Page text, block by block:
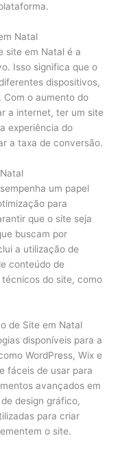
Natal
site em Natal é a
Isso significa que o
dispositivos,
o aumento do
a internet, ter um site
experiência do
a taxa de conversão.
um papel
para
que o site seja
buscam por
a utilização de
conteúdo de
do site, como
de Site em Natal
disponíveis para a
WordPress, Wix e
fáceis de usar para
avançados em
design gráfico,
para criar
o site.